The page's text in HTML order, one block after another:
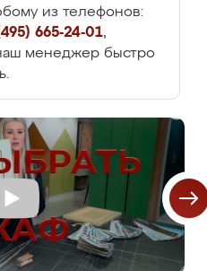
из телефонов:
665-24-01,
менеджер быстро